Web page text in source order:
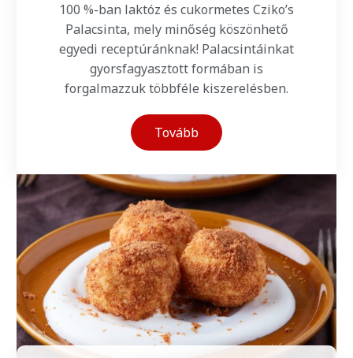
100 %-ban laktóz és cukormetes Cziko’s
Palacsinta, mely minőség köszönhető
egyedi receptúránknak! Palacsintáinkat
gyorsfagyasztott formában is
forgalmazzuk többféle kiszerelésben.
Tovább